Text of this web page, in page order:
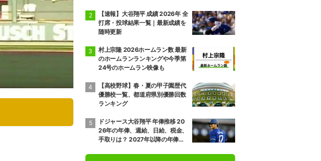
【速報】大谷翔平 成績 2026年 全
打席・投球結果一覧｜最新成績を
随時更新
村上宗隆 2026ホームラン数 最新
のホームランランキングや今季第
24号のホームラン映像も
【高校野球】春・夏の甲子園歴代
優勝校一覧、都道府県別優勝回数
ランキング
ドジャース大谷翔平 年俸推移 20
26年の年俸、週給、日給、税金、
手取りは？ 2027年以降の年俸推